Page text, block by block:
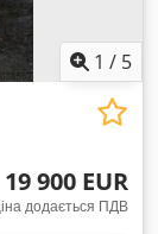
1 / 5
19 900 EUR
додається ПДВ